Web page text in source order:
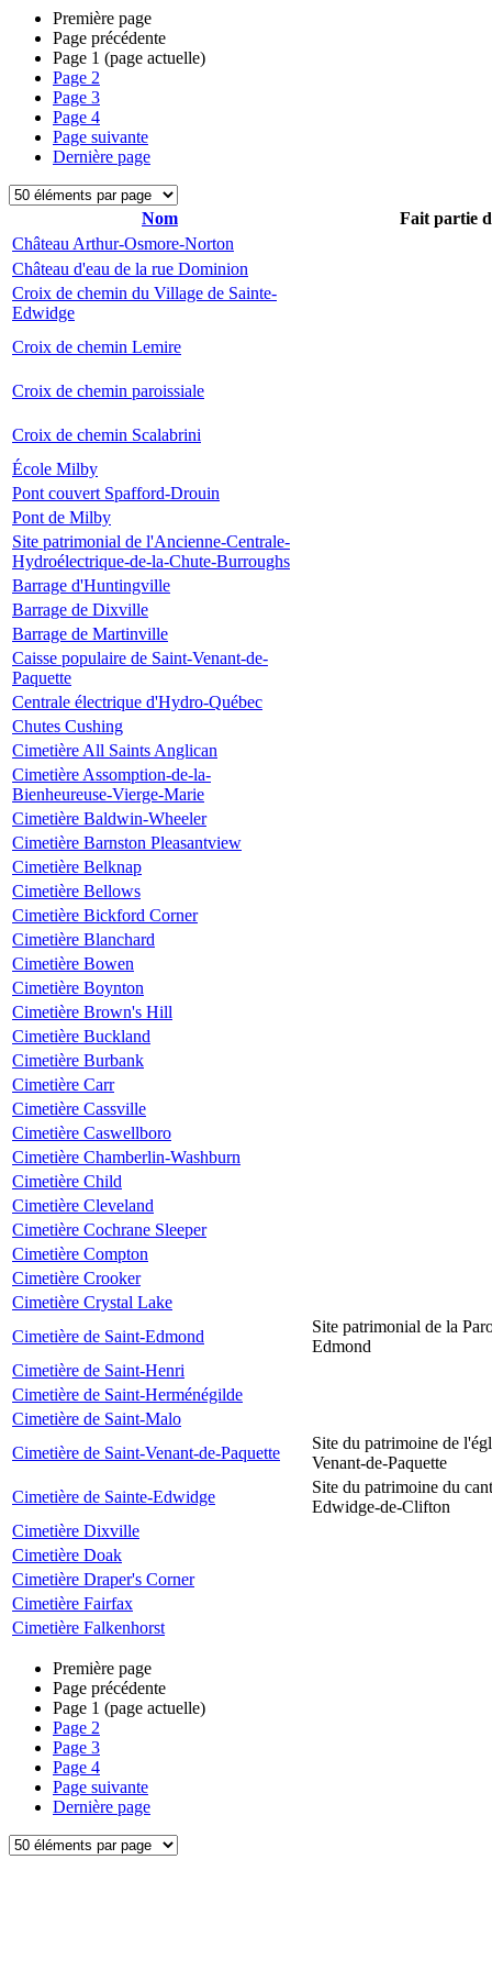
Première page
Page précédente
Page 1 (page actuelle)
Page 2
Page 3
Page 4
Page suivante
Dernière page
Nom
Fait partie
Château Arthur-Osmore-Norton
Château d'eau de la rue Dominion
Croix de chemin du Village de Sainte-
Edwidge
Croix de chemin Lemire
Croix de chemin paroissiale
Croix de chemin Scalabrini
École Milby
Pont couvert Spafford-Drouin
Pont de Milby
Site patrimonial de l'Ancienne-Centrale-
Hydroélectrique-de-la-Chute-Burroughs
Barrage d'Huntingville
Barrage de Dixville
Barrage de Martinville
Caisse populaire de Saint-Venant-de-
Paquette
Centrale électrique d'Hydro-Québec
Chutes Cushing
Cimetière All Saints Anglican
Cimetière Assomption-de-la-
Bienheureuse-Vierge-Marie
Cimetière Baldwin-Wheeler
Cimetière Barnston Pleasantview
Cimetière Belknap
Cimetière Bellows
Cimetière Bickford Corner
Cimetière Blanchard
Cimetière Bowen
Cimetière Boynton
Cimetière Brown's Hill
Cimetière Buckland
Cimetière Burbank
Cimetière Carr
Cimetière Cassville
Cimetière Caswellboro
Cimetière Chamberlin-Washburn
Cimetière Child
Cimetière Cleveland
Cimetière Cochrane Sleeper
Cimetière Compton
Cimetière Crooker
Cimetière Crystal Lake
Cimetière de Saint-Edmond
Site patrimonial de la
Edmond
Cimetière de Saint-Henri
Cimetière de Saint-Herménégilde
Cimetière de Saint-Malo
Cimetière de Saint-Venant-de-Paquette
Site du patrimoine de
Venant-de-Paquette
Cimetière de Sainte-Edwidge
Site du patrimoine du
Edwidge-de-Clifton
Cimetière Dixville
Cimetière Doak
Cimetière Draper's Corner
Cimetière Fairfax
Cimetière Falkenhorst
Première page
Page précédente
Page 1 (page actuelle)
Page 2
Page 3
Page 4
Page suivante
Dernière page